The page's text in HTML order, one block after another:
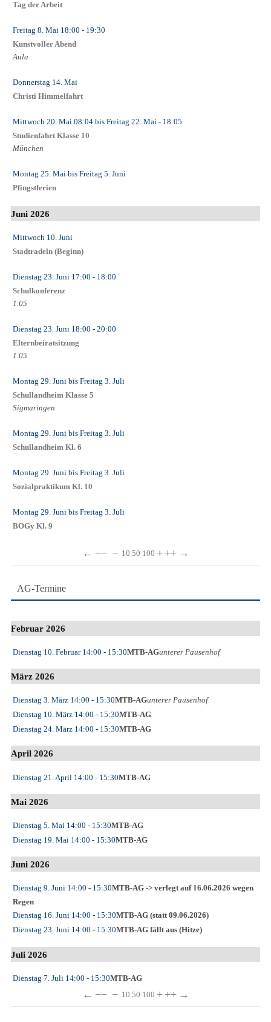
Tag der Arbeit
Freitag 8. Mai 18:00 - 19:30
Kunstvoller Abend
Aula
Donnerstag 14. Mai
Christi Himmelfahrt
Mittwoch 20. Mai 08:04 bis Freitag 22. Mai - 18:05
Studienfahrt Klasse 10
München
Montag 25. Mai bis Freitag 5. Juni
Pfingstferien
Juni 2026
Mittwoch 10. Juni
Stadtradeln (Beginn)
Dienstag 23. Juni 17:00 - 18:00
Schulkonferenz
1.05
Dienstag 23. Juni 18:00 - 20:00
Elternbeiratsitzung
1.05
Montag 29. Juni bis Freitag 3. Juli
Schullandheim Klasse 5
Sigmaringen
Montag 29. Juni bis Freitag 3. Juli
Schullandheim Kl. 6
Montag 29. Juni bis Freitag 3. Juli
Sozialpraktikum Kl. 10
Montag 29. Juni bis Freitag 3. Juli
BOGy Kl. 9
← −− − 10 50 100 + ++ →
AG-Termine
Februar 2026
Dienstag 10. Februar14:00 - 15:30MTB-AGunterer Pausenhof
März 2026
Dienstag 3. März 14:00 - 15:30MTB-AGunterer Pausenhof
Dienstag 10. März 14:00 - 15:30MTB-AG
Dienstag 24. März 14:00 - 15:30MTB-AG
April 2026
Dienstag 21. April 14:00 - 15:30MTB-AG
Mai 2026
Dienstag 5. Mai 14:00 - 15:30MTB-AG
Dienstag 19. Mai 14:00 - 15:30MTB-AG
Juni 2026
Dienstag 9. Juni 14:00 - 15:30MTB-AG -> verlegt auf 16.06.2026 wegen
Regen
Dienstag 16. Juni 14:00 - 15:30MTB-AG (statt 09.06.2026)
Dienstag 23. Juni 14:00 - 15:30MTB-AG fällt aus (Hitze)
Juli 2026
Dienstag 7. Juli 14:00 - 15:30MTB-AG
← −− − 10 50 100 + ++ →